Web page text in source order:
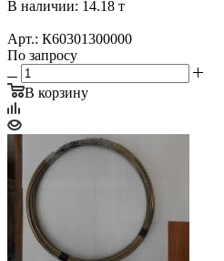
В наличии: 14.18 т
Арт.: К60301300000
По запросу
В корзину